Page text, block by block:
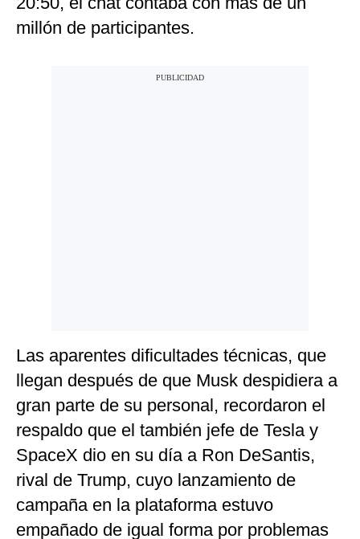
millón de participantes.
Las aparentes dificultades técnicas, que
llegan después de que Musk despidiera a
gran parte de su personal, recordaron el
respaldo que el también jefe de Tesla y
SpaceX dio en su día a Ron DeSantis,
rival de Trump, cuyo lanzamiento de
campaña en la plataforma estuvo
empañado de igual forma por problemas